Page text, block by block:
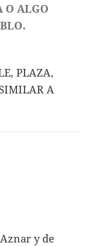
O ALGO
PLAZA,
A
y de